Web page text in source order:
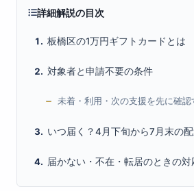
詳細解説の目次
板橋区の1万円ギフトカードとは
対象者と申請不要の条件
未着・利用・次の支援を先に確認
いつ届く？4月下旬から7月末の
届かない・不在・転居のときの対